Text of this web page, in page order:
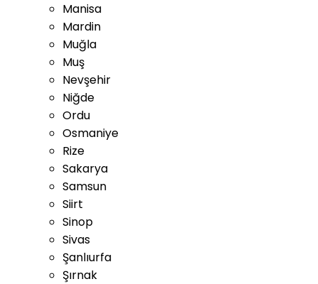
Manisa
Mardin
Muğla
Muş
Nevşehir
Niğde
Ordu
Osmaniye
Rize
Sakarya
Samsun
Siirt
Sinop
Sivas
Şanlıurfa
Şırnak